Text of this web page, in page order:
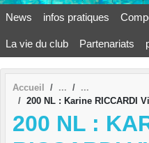
News infos pratiques
La vie du club Partenariats
Accueil
200 NL : Karine RICCARDI
200 NL :